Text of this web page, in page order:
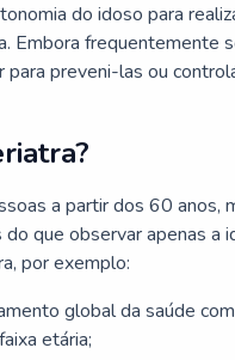
do idoso para
Embora frequentemente
preveni-las ou
a partir dos 60 anos,
que observar apenas a
por exemplo:
global da saúde
etária;